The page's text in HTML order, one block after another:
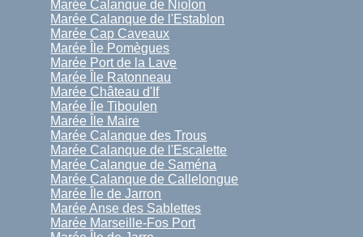
Marée Calanque de Niolon
Marée Calanque de l'Establon
Marée Cap Caveaux
Marée Île Pomègues
Marée Port de la Lave
Marée Île Ratonneau
Marée Château d'If
Marée Île Tiboulen
Marée Île Maire
Marée Calanque des Trous
Marée Calanque de l'Escalette
Marée Calanque de Saména
Marée Calanque de Callelongue
Marée Île de Jarron
Marée Anse des Sablettes
Marée Marseille-Fos Port